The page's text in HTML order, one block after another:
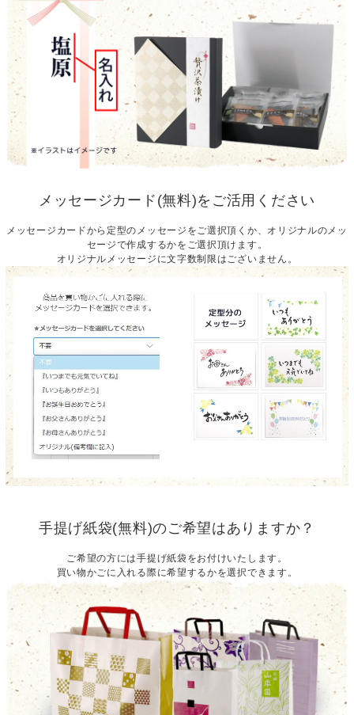
メッセージカード(無料)をご活用ください
メッセージカードから定型のメッセージをご選択頂くか、オリジナルのメッ
セージで作成するかをご選択頂けます。
オリジナルメッセージに文字数制限はございません。
手提げ紙袋(無料)のご希望はありますか？
ご希望の方には手提げ紙袋をお付けいたします。
買い物かごに入れる際に希望するかを選択できます。